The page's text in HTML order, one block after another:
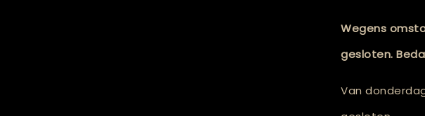
Wegens
gesloten.
Van